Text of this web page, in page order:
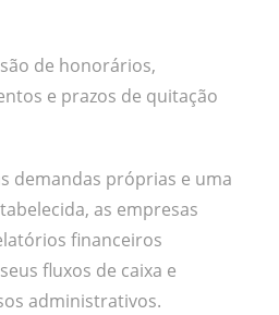
de honorários,
e prazos de quitação
demandas próprias e uma
as empresas
financeiros
fluxos de caixa e
administrativos.